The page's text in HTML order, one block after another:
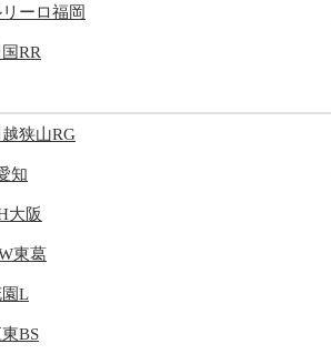
リーロ福岡
RR
越狭山RG
知
大阪
東葛
L
BS